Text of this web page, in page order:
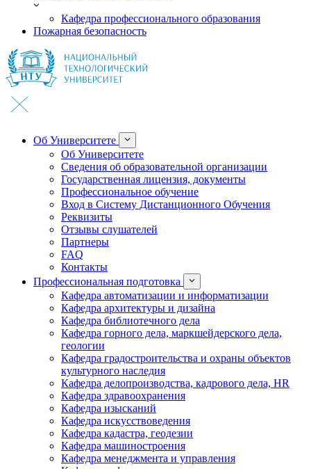
Кафедра профессионального образования
Пожарная безопасность
Об Университете
Об Университете
Сведения об образовательной организации
Государственная лицензия, документы
Профессиональное обучение
Вход в Систему Дистанционного Обучения
Реквизиты
Отзывы слушателей
Партнеры
FAQ
Контакты
Профессиональная подготовка
Кафедра автоматизации и информатизации
Кафедра архитектуры и дизайна
Кафедра библиотечного дела
Кафедра горного дела, маркшейдерского дела,
геологии
Кафедра градостроительства и охраны объектов
культурного наследия
Кафедра делопроизводства, кадрового дела, HR
Кафедра здравоохранения
Кафедра изысканий
Кафедра искусствоведения
Кафедра кадастра, геодезии
Кафедра машиностроения
Кафедра менеджмента и управления